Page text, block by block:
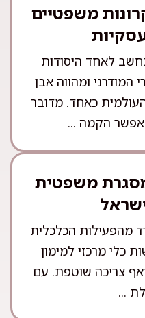
משפטיים
לאחד היסודות
ומהווה אבן
כאחד. מדובר
הקמה ...
משפטית
מהפעילות הכלכלית
כלי מרכזי למימון
ואף צריכה שוטפת. עם
...